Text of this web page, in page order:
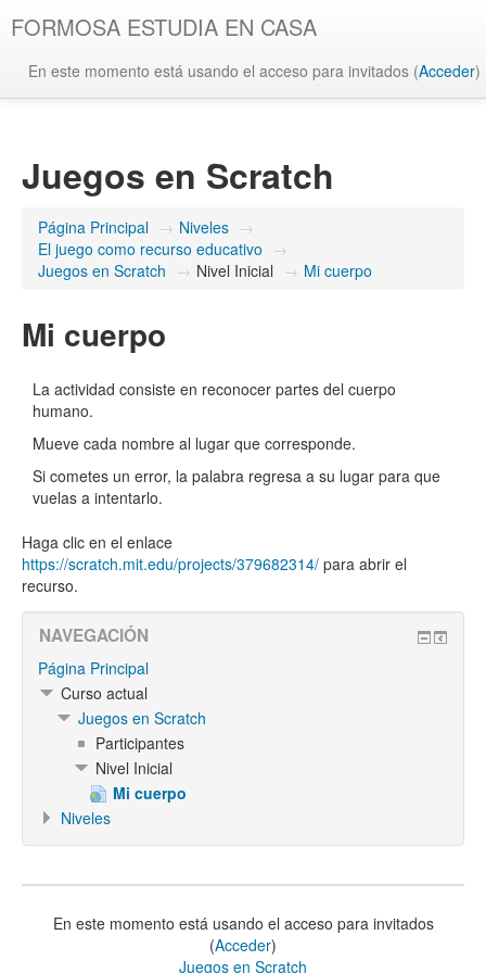
FORMOSA ESTUDIA EN CASA
En este momento está usando el acceso para invitados (Acceder)
Juegos en Scratch
Página Principal → Niveles →
El juego como recurso educativo →
Juegos en Scratch → Nivel Inicial → Mi cuerpo
Mi cuerpo
La actividad consiste en reconocer partes del cuerpo
humano.
Mueve cada nombre al lugar que corresponde.
Si cometes un error, la palabra regresa a su lugar para que
vuelas a intentarlo.
Haga clic en el enlace
https://scratch.mit.edu/projects/379682314/ para abrir el
recurso.
NAVEGACIÓN
Página Principal
Curso actual
Juegos en Scratch
Participantes
Nivel Inicial
Mi cuerpo
Niveles
En este momento está usando el acceso para invitados
(Acceder)
Juegos en Scratch